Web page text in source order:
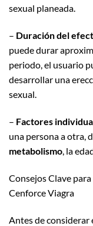
sexual planeada.
– Duración del
puede durar
periodo, el usuario
desarrollar una
sexual.
– Factores
una persona a otra,
metabolismo, la
Consejos Clave
Cenforce Viagra
Antes de considerar